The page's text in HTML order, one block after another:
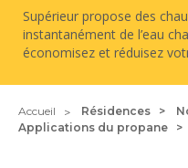
Supérieur propose des
instantanément de l’eau
économisez et réduisez
Accueil Résidences
Applications du propane